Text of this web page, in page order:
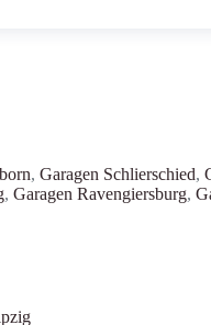
, Garagen Schlierschied,
, Garagen Ravengiersburg,